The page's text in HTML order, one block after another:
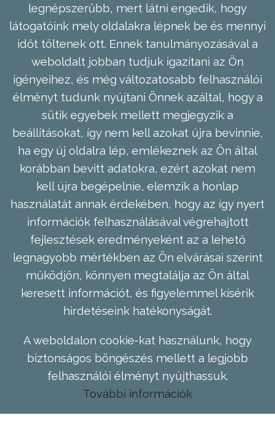
legnépszerűbb, mert látni engedik, hogy
látogatóink mely oldalakra lépnek be és mennyi
időt töltenek ott. Ennek tanulmányozásával a
weboldalt jobban tudjuk igazítani az Ön
igényeihez, és még változatosabb felhasználói
élményt tudunk nyújtani Önnek azáltal, hogy a
sütik egyebek mellett megjegyzik a
beállításokat, így nem kell azokat újra bevinnie,
ha egy új oldalra lép, emlékeznek az Ön által
korábban bevitt adatokra, ezért azokat nem
kell újra begépelnie, elemzik a honlap
használatát annak érdekében, hogy az így nyert
információk felhasználásával végrehajtott
fejlesztések eredményeként az a lehető
legnagyobb mértékben az Ön elvárásai szerint
működjön, könnyen megtalálja az Ön által
keresett információt, és figyelemmel kísérik
hirdetéseink hatékonyságát.
A weboldalon cookie-kat használunk, hogy
biztonságos böngészés mellett a legjobb
felhasználói élményt nyújthassuk.
További információk